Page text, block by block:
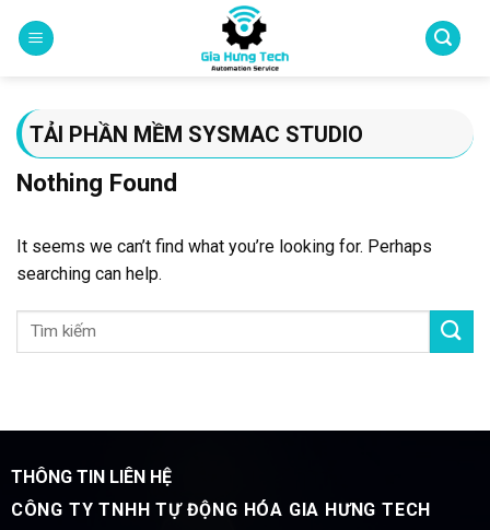
TẢI PHẦN MỀM SYSMAC STUDIO
Nothing Found
It seems we can’t find what you’re looking for. Perhaps
searching can help.
THÔNG TIN LIÊN HỆ
CÔNG TY TNHH TỰ ĐỘNG HÓA GIA HƯNG TECH